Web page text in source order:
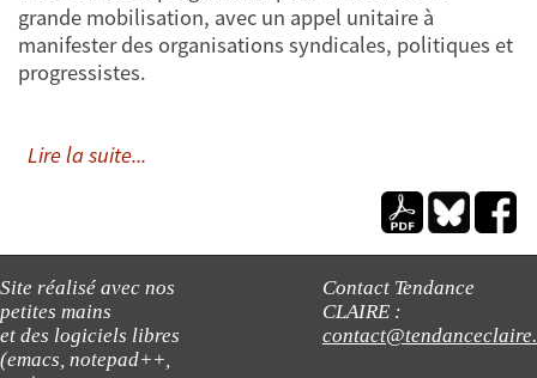
grande mobilisation, avec un appel unitaire à
manifester des organisations syndicales, politiques et
progressistes.
Lire la suite...
Site réalisé avec nos
petites mains
et des logiciels libres
(emacs, notepad++,
Contact Tendance
CLAIRE :